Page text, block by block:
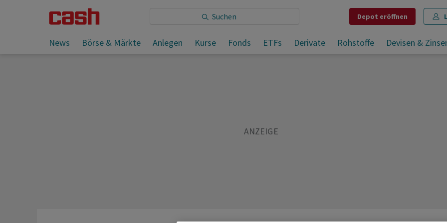
Depot eröffnen
News Börse & Märkte Anlegen Kurse Fonds ETFs Derivate Rohstoffe Devisen &
Sie lesen: Aktien Frankfurt: Kursgewinne dank starker Börsen in China
Teilen Merken Drucken Kommentare